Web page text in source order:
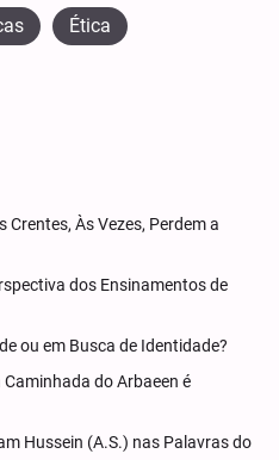
Ética
Crentes, Às Vezes, Perdem a
dos Ensinamentos de
ou em Busca de Identidade?
do Arbaeen é
Hussein (A.S.) nas Palavras do